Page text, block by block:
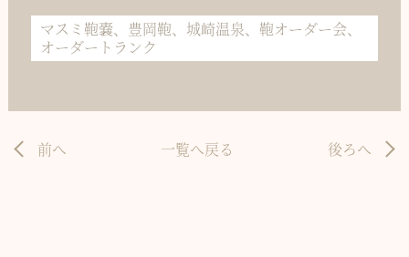
マスミ鞄嚢、豊岡鞄、城崎温泉、鞄オーダー会、
オーダートランク
前へ 一覧へ戻る 後ろへ